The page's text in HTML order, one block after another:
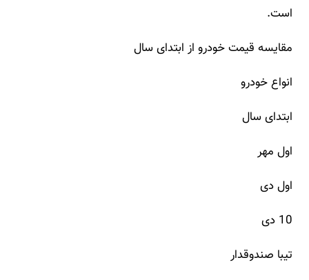
است.
مقایسه قیمت خودرو از ابتدای سال
انواع خودرو
ابتدای سال
اول مهر
اول دی
10 دی
تیبا صندوقدار